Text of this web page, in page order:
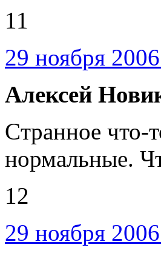
11
29 ноября
Алексей
Cтранное что-
нормальные.
12
29 ноября